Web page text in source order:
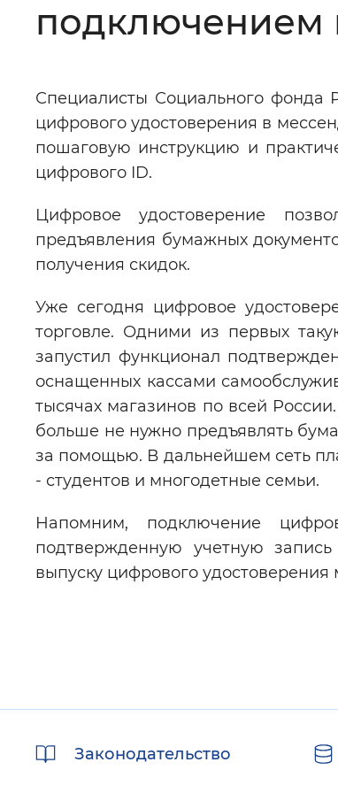
Цвет сайта:
Изображения:
Звуковой ассистент
Вернуть стандартные
подключением
Специалисты Социального фонда
цифрового удостоверения в
пошаговую инструкцию и
цифрового ID.
Цифровое удостоверение
предъявления бумажных
получения скидок.
Уже сегодня цифровое
торговле. Одними из первых
запустил функционал
оснащенных кассами
тысячах магазинов по всей
больше не нужно предъявлять
за помощью. В дальнейшем сеть
- студентов и многодетные семьи.
Напомним, подключение
подтвержденную учетную
выпуску цифрового
ссылкиЗаконодательство